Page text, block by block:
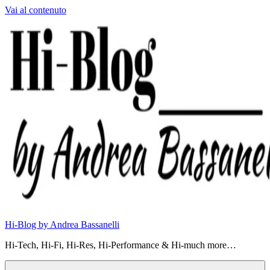
Vai al contenuto
Hi-Blog by Andrea Bassanelli
Hi-Tech, Hi-Fi, Hi-Res, Hi-Performance & Hi-much more…